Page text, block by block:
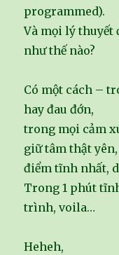
programmed).
Và mọi lý thuyết
như thế nào?
Có một cách –
hay đau đớn,
trong mọi cảm
giữ tâm thật
điểm tĩnh nhất,
Trong 1 phút
trình, voila…
Heheh,